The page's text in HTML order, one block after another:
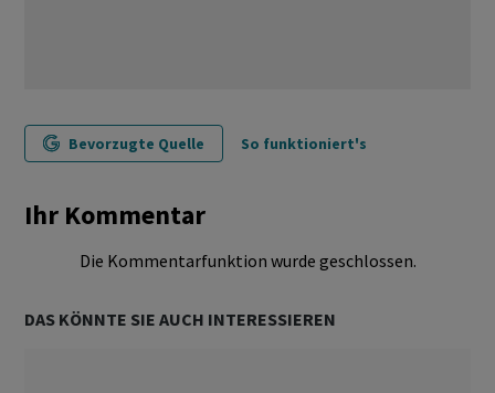
Bevorzugte Quelle So funktioniert's
Ihr Kommentar
Die Kommentarfunktion wurde geschlossen.
DAS KÖNNTE SIE AUCH INTERESSIEREN